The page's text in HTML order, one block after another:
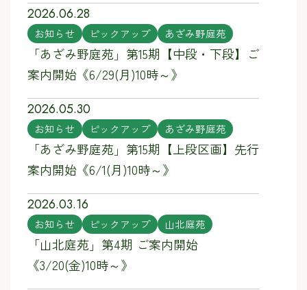
2026.06.28
お知らせ ピックアップ あざみ野庭苑
「あざみ野庭苑」第15期【中段・下段】ご
案内開始《6/29(月)10時～》
2026.05.30
お知らせ ピックアップ あざみ野庭苑
「あざみ野庭苑」第15期【上段区画】先行
案内開始《6/1(月)10時～》
2026.03.16
お知らせ ピックアップ 山北庭苑
「山北庭苑」第4期 ご案内開始
《3/20(金)10時～》